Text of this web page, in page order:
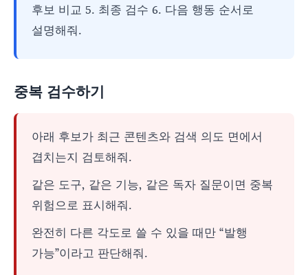
후보 비교 5. 최종 검수 6. 다음 행동 순서로
설명해줘.
중복 검수하기
아래 후보가 최근 콘텐츠와 검색 의도 면에서
겹치는지 검토해줘.
같은 도구, 같은 기능, 같은 독자 질문이면 중복
위험으로 표시해줘.
완전히 다른 각도로 쓸 수 있을 때만 “발행
가능”이라고 판단해줘.